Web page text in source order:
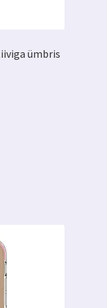
ümbris